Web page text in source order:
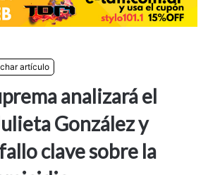
artículo
analizará el
González y
clave sobre la